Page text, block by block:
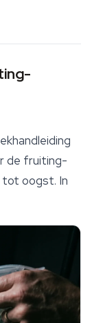
de fruiting-
tot oogst. In